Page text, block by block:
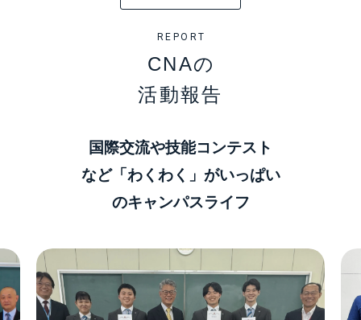
REPORT
CNAの
活動報告
国際交流や技能コンテスト
など「わくわく」がいっぱい
のキャンパスライフ